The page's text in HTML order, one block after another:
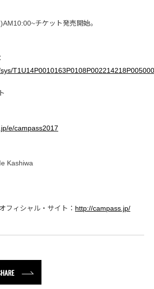
チケット発売開始。
e/campass2017
Kashiwa
フィシャル・サイト： http://campass.jp/